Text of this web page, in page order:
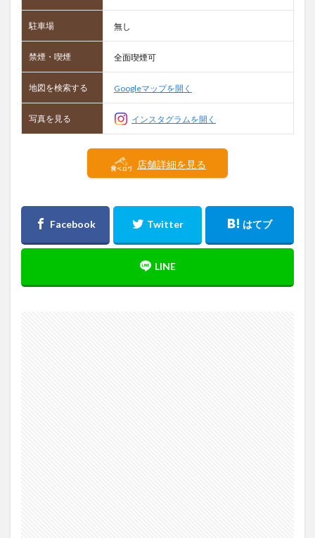
駐車場 無し
禁煙・喫煙 全面喫煙可
地図を検索する Googleマップを開く
写真を見る インスタグラムを開く
店舗詳細を見る